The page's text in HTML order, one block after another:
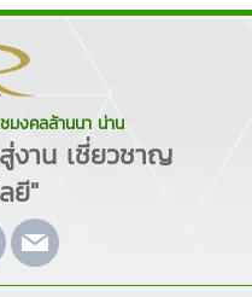
มงคลล้านนา น่าน
งาน เชี่ยวชาญ
ยี"